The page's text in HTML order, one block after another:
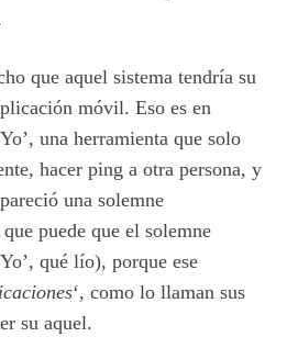
que aquel sistema tendría su
móvil. Eso es en
una herramienta que solo
hacer ping a otra persona, y
una solemne
puede que el solemne
qué lío), porque ese
‘, como lo llaman sus
su aquel.